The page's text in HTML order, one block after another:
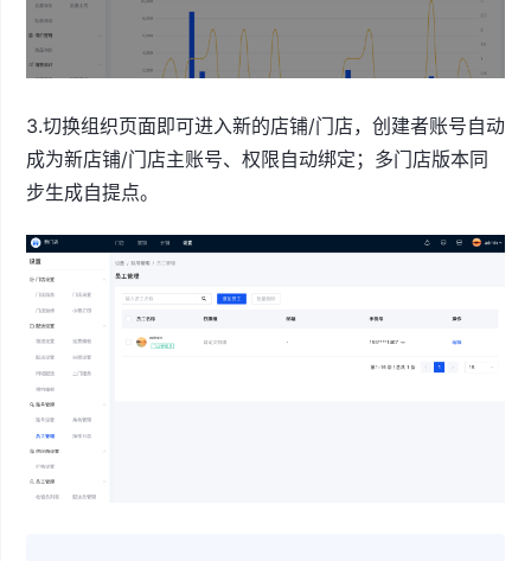
3.切换组织页面即可进入新的店铺/门店，创建者账号自动
成为新店铺/门店主账号、权限自动绑定；多门店版本同
步生成自提点。